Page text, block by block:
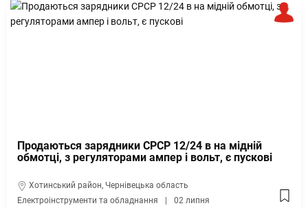
Продаються зарядники СРСР 12/24 в на мідній
обмотці, з регуляторами ампер і вольт, є пускові
Хотинський район, Чернівецька область
Електроінструменти та обладнання
02 липня